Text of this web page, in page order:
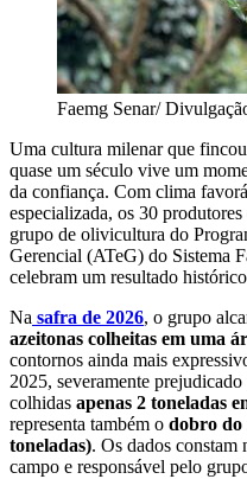
Faemg Senar/
Uma cultura milenar que
quase um século vive um
da confiança. Com clima
especializada, os 30
grupo de olivicultura do
Gerencial (ATeG) do Sistema
celebram um resultado
Na safra de 2026, o grupo
azeitonas colheitas em uma
contornos ainda mais
2025, severamente
colhidas apenas 2 toneladas
representa também o dobro do
toneladas). Os dados
campo e responsável pelo